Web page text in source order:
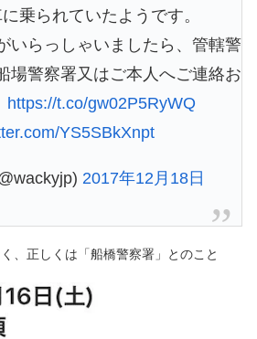
乗られていたようです。
いらっしゃいましたら、管轄警
場警察署又はご本人へご連絡お
https://t.co/gw02P5RyWQ
YS5SBkXnpt
2017年12月18日
、正しくは「船橋警察署」とのこと